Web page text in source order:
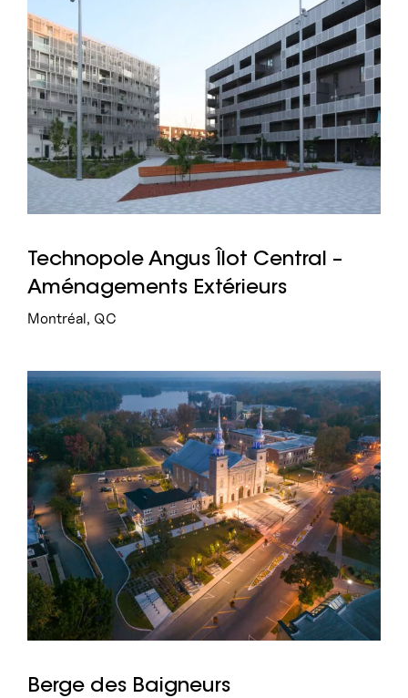
Technopole Angus Îlot Central –
Aménagements Extérieurs
Montréal, QC
Berge des Baigneurs